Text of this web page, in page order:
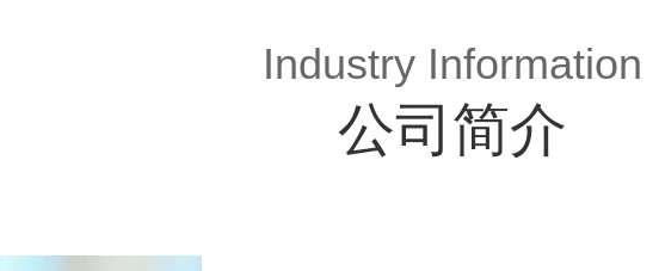
Industry Information
公司简介